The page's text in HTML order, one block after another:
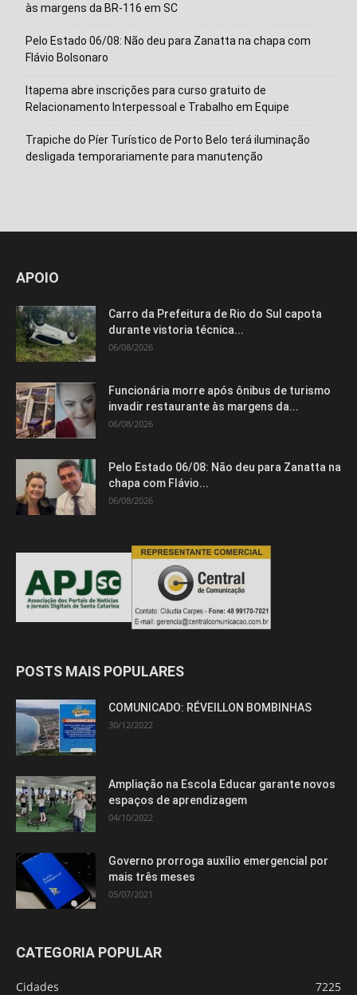
às margens da BR-116 em SC
Pelo Estado 06/08: Não deu para Zanatta na chapa com
Flávio Bolsonaro
Itapema abre inscrições para curso gratuito de
Relacionamento Interpessoal e Trabalho em Equipe
Trapiche do Píer Turístico de Porto Belo terá iluminação
desligada temporariamente para manutenção
APOIO
Carro da Prefeitura de Rio do Sul capota
durante vistoria técnica...
06/08/2026
Funcionária morre após ônibus de turismo
invadir restaurante às margens da...
06/08/2026
Pelo Estado 06/08: Não deu para Zanatta na
chapa com Flávio...
06/08/2026
POSTS MAIS POPULARES
COMUNICADO: RÉVEILLON BOMBINHAS
30/12/2022
Ampliação na Escola Educar garante novos
espaços de aprendizagem
04/10/2022
Governo prorroga auxílio emergencial por
mais três meses
05/07/2021
CATEGORIA POPULAR
Cidades
7225